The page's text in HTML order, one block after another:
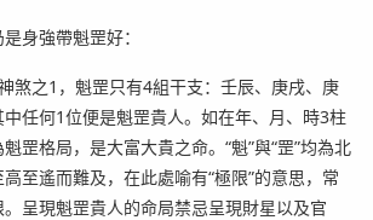
強帶魁罡好：
之1，魁罡只有4組干支：壬辰、庚戌、庚
任何1位便是魁罡貴人。如在年、月、時3柱
罡格局，是大富大貴之命。“魁”與“罡”均為北
至遙而難及，在此處喻有“極限”的意思，常
呈現魁罡貴人的命局禁忌呈現財星以及官